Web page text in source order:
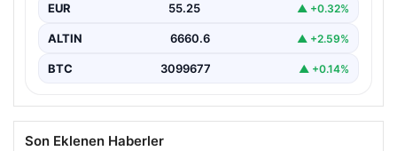
EUR 55.25 ▲ +0.32%
ALTIN 6660.6 ▲ +2.59%
BTC 3099677 ▲ +0.14%
Son Eklenen Haberler